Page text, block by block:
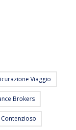
Viaggio
Brokers
Contenzioso